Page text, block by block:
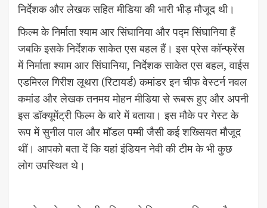
निर्देशक और लेखक सहित मीडिया की भारी भीड़ मौजूद थी।
फिल्म के निर्माता श्याम आर सिंघानिया और पद्म सिंघानिया हैं
जबकि इसके निर्देशक साकेत एस बहल हैं। इस प्रेस कॉन्फ्रेंस
में निर्माता श्याम आर सिंघानिया, निर्देशक साकेत एस बहल, वाईस
एडमिरल गिरीश लूथरा (रिटायर्ड) कमांडर इन चीफ वेस्टर्न नवल
कमांड और लेखक तनमय मोहन मीडिया से रूबरू हुए और अपनी
इस डॉक्यूमेंट्री फिल्म के बारे में बताया। इस मौके पर गेस्ट के
रूप में सुनील पाल और मॉडल पम्मी जैसी कई शख्सियत मौजूद
थीं। आपको बता दें कि यहां इंडियन नेवी की टीम के भी कुछ
लोग उपस्थित थे।